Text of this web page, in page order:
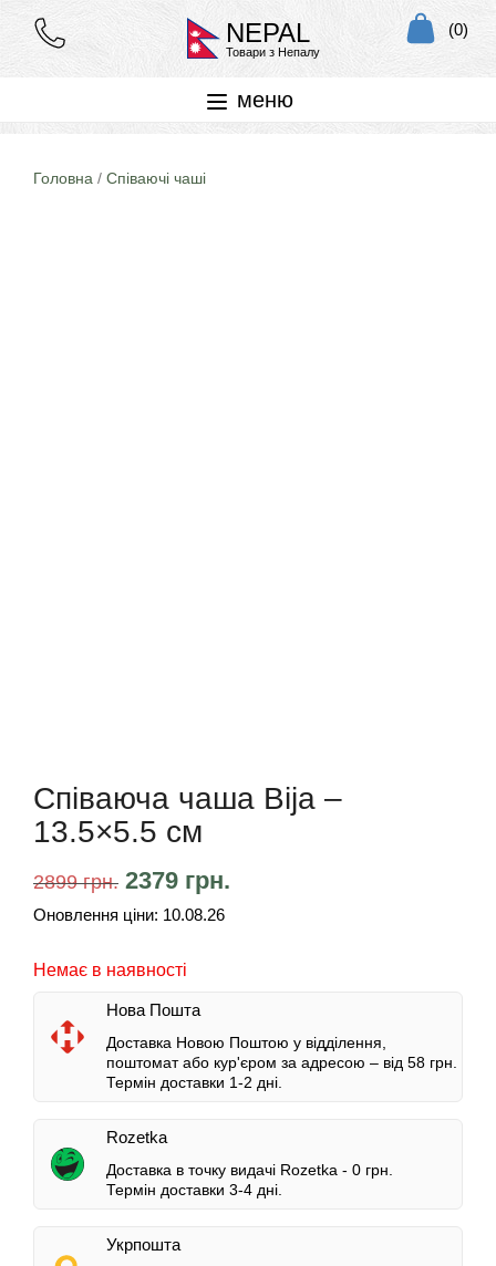
NEPAL
Товари з Непалу
(0)
меню
Головна / Співаючі чаші
Співаюча чаша Bija –
13.5×5.5 см
2899грн. 2379 грн.
Оновлення ціни: 10.08.26
Немає в наявності
Нова Пошта
Доставка Новою Поштою у відділення,
поштомат або кур'єром за адресою – від 58 грн.
Термін доставки 1-2 дні.
Rozetka
Доставка в точку видачі Rozetka - 0 грн.
Термін доставки 3-4 дні.
Укрпошта